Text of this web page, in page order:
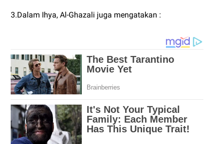
3.Dalam Ihya, Al-Ghazali juga mengatakan :